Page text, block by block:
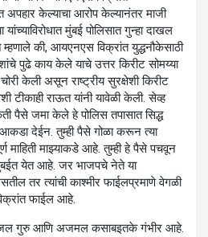
अपहार केल्याचा आरोप केल्यानंतर माजी
मुंबई पोलिसात गुन्हा दाखल
की, आयएनएस विक्रांत युद्धनौकेसाठी
पुढे काय केले याचे उत्तर किरीट सोमय्या
केली असून राष्ट्रीय सुरक्षेशी किरीट
टीकाही राऊत यांनी यावेळी केली. सेव्ह
पैसे जमा केले हे पोलिस तपासात सिद्ध
देईन. तुम्ही पैसे गोळा करून त्या
माहिती माझ्याकडे आहे. तुम्ही हे पैसे पचवून
येत आहे. जर भाजपचे नेते या
तर त्यांची काश्मीर फाईलप्रमाणे वेगळी
फाईल आहे.
गुरु आणि अजमल कसाबइतके गंभीर आहे.